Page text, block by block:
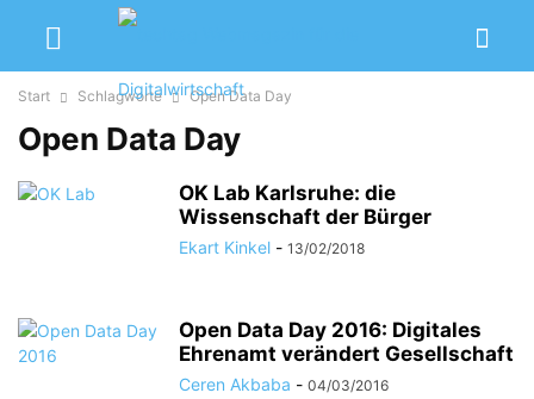
Start Schlagworte Open Data Day
Open Data Day
OK Lab Karlsruhe: die
Wissenschaft der Bürger
Ekart Kinkel - 13/02/2018
Open Data Day 2016: Digitales
Ehrenamt verändert Gesellschaft
Ceren Akbaba - 04/03/2016